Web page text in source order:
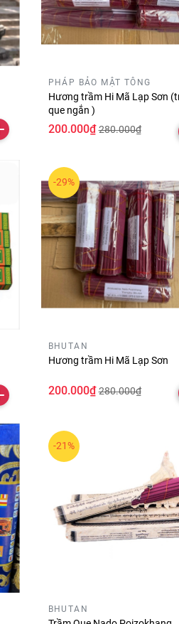
PHÁP BẢO MẬT TÔNG
Hương trầm Hi Mã Lạp Sơn
que ngắn )
200.000₫ 280.000₫
-29%
BHUTAN
Hương trầm Hi Mã Lạp Sơn
200.000₫ 280.000₫
-21%
BHUTAN